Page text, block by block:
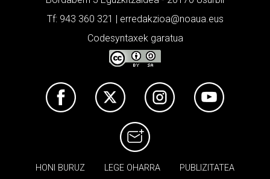
Tf: 943 360 321 | erredakzioa@noaua.eus
Codesyntaxek garatua
HONI BURUZ LEGE OHARRA PUBLIZITATEA